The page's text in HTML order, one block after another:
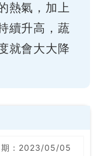
熱氣，加上
續升高，蔬
就會大大降
期：2023/05/05